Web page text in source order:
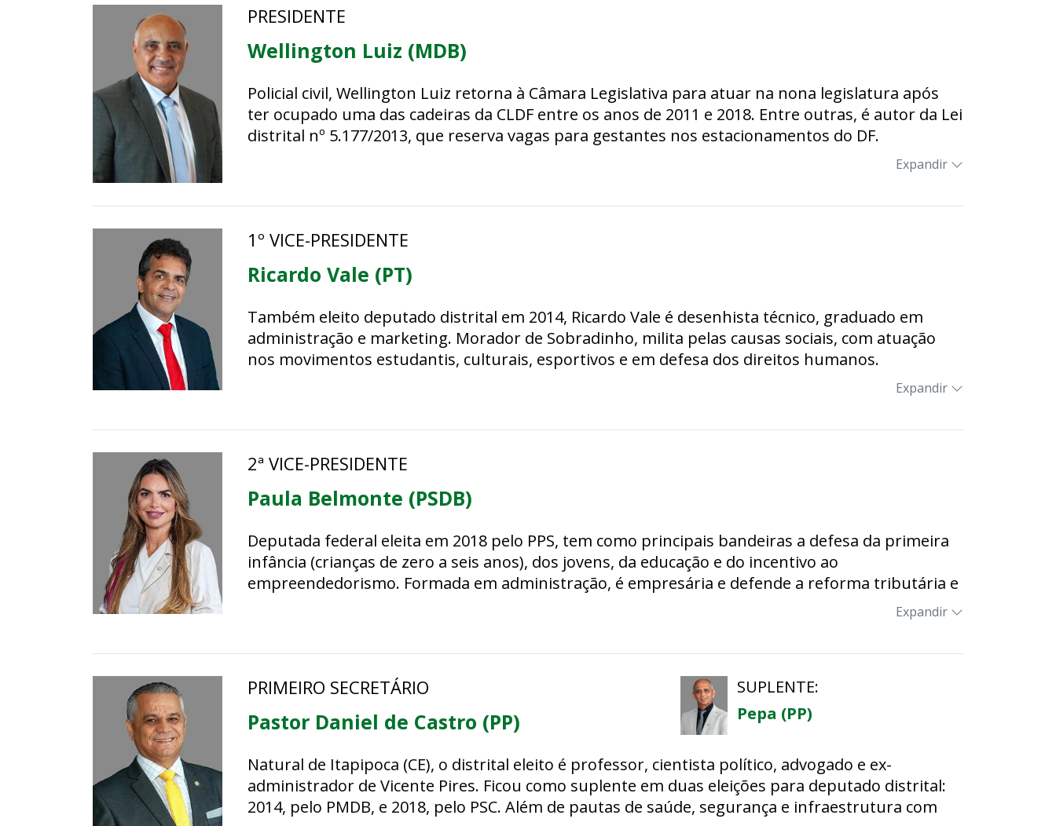
PRESIDENTE
Wellington Luiz (MDB)
Policial civil, Wellington Luiz retorna à Câmara Legislativa para atuar na nona legislatura após
ter ocupado uma das cadeiras da CLDF entre os anos de 2011 e 2018. Entre outras, é autor da Lei
distrital nº 5.177/2013, que reserva vagas para gestantes nos estacionamentos do DF.
Expandir
1º VICE-PRESIDENTE
Ricardo Vale (PT)
Também eleito deputado distrital em 2014, Ricardo Vale é desenhista técnico, graduado em
administração e marketing. Morador de Sobradinho, milita pelas causas sociais, com atuação
nos movimentos estudantis, culturais, esportivos e em defesa dos direitos humanos.
Expandir
2ª VICE-PRESIDENTE
Paula Belmonte (PSDB)
Deputada federal eleita em 2018 pelo PPS, tem como principais bandeiras a defesa da primeira
infância (crianças de zero a seis anos), dos jovens, da educação e do incentivo ao
empreendedorismo. Formada em administração, é empresária e defende a reforma tributária e
Expandir
PRIMEIRO SECRETÁRIO
Pastor Daniel de Castro (PP)
Natural de Itapipoca (CE), o distrital eleito é professor, cientista político, advogado e ex-
administrador de Vicente Pires. Ficou como suplente em duas eleições para deputado distrital:
2014, pelo PMDB, e 2018, pelo PSC. Além de pautas de saúde, segurança e infraestrutura com
SUPLENTE:
Pepa (PP)